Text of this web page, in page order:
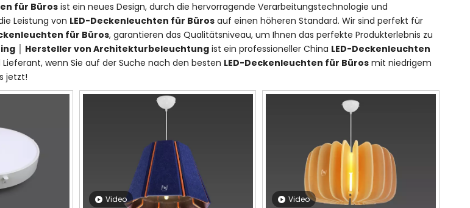
für Bürosist ein neues Design, durch die hervorragende Verarbeitungstechnologie und
Leistung von LED-Deckenleuchten für Büros auf einen höheren Standard. Wir sind perfekt für
für Büros, garantieren das Qualitätsniveau, um Ihnen das perfekte Produkterlebnis zu
│ Hersteller von Architekturbeleuchtung ist ein professioneller China LED-Deckenleuchten
Lieferant, wenn Sie auf der Suche nach den besten LED-Deckenleuchten für Büros mit niedrigem
jetzt!
Video Video